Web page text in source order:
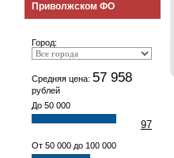
Приволжском ФО
Город:
Средняя цена: 57 958
рублей
До 50 000
97
От 50 000 до 100 000